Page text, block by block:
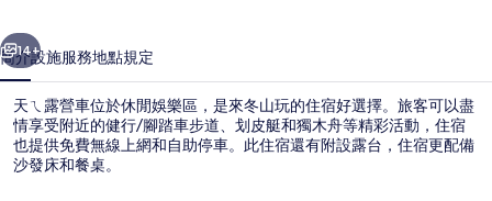
片
集
個 下一個
14+
簡介設施服務地點規定
天ㄟ露營車位於休閒娛樂區，是來冬山玩的住宿好選擇。旅客可以盡
情享受附近的健行/腳踏車步道、划皮艇和獨木舟等精彩活動，住宿
也提供免費無線上網和自助停車。此住宿還有附設露台，住宿更配備
沙發床和餐桌。